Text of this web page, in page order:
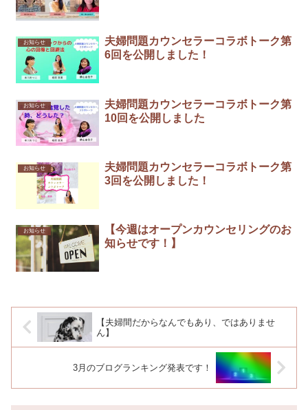
お知らせ
夫婦問題カウンセラーコラボトーク第
6回を公開しました！
お知らせ
夫婦問題カウンセラーコラボトーク第
10回を公開しました
お知らせ
夫婦問題カウンセラーコラボトーク第
3回を公開しました！
お知らせ
【今週はオープンカウンセリングのお
知らせです！】
【夫婦間だからなんでもあり、ではありませ
ん】
3月のブログランキング発表です！